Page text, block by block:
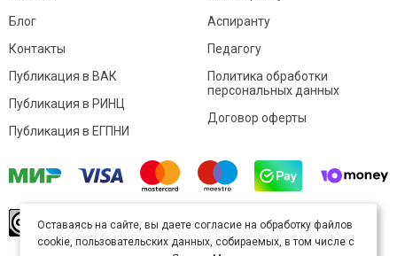
Блог
Контакты
Аспиранту
Педагогу
Публикация в ВАК
Публикация в РИНЦ
Публикация в ЕГПНИ
Политика обработки
персональных данных
Договор оферты
произведение доступно полицензии Creative
Commons «Attribution» («Атрибуция») 4.0
Оставаясь на сайте, вы даете согласие на обработку файлов
cookie, пользовательских данных, собираемых, в том числе с